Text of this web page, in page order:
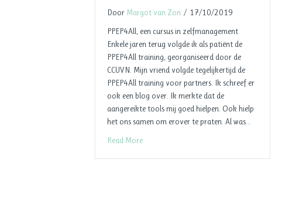
Door Margot van Zon / 17/10/2019
PPEP4All, een cursus in zelfmanagement
Enkele jaren terug volgde ik als patiënt de
PPEP4All training, georganiseerd door de
CCUVN. Mijn vriend volgde tegelijkertijd de
PPEP4All training voor partners. Ik schreef er
ook een blog over. Ik merkte dat de
aangereikte tools mij goed hielpen. Ook hielp
het ons samen om erover te praten. Al was…
Read More